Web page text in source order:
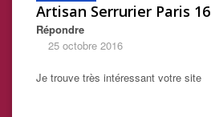
Artisan Serrurier Paris 16
Répondre
25 octobre 2016
Je trouve très intéressant votre site